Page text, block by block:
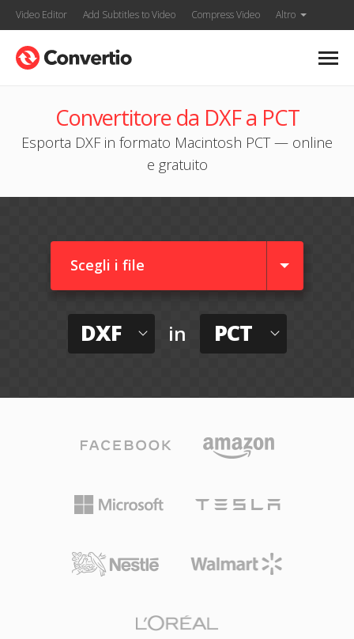
Video Editor Add Subtitles to Video Compress Video Altro
Convertitore da DXF a PCT
Esporta DXF in formato Macintosh PCT — online
e gratuito
Scegli i file
DXF in PCT